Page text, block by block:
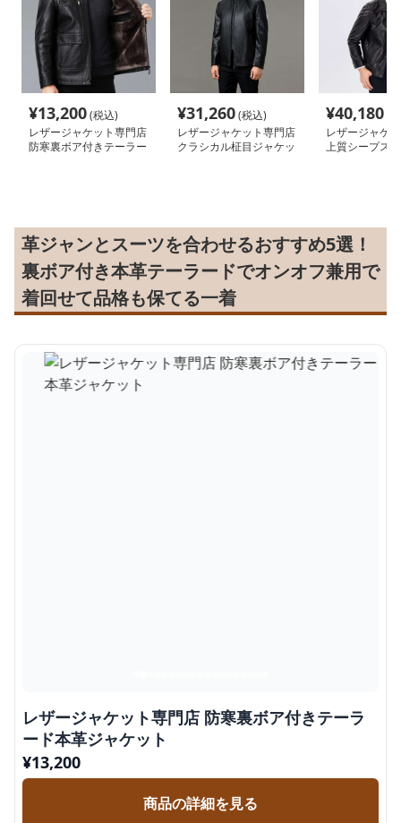
¥13,200(税込)
レザージャケット専門店
防寒裏ボア付きテーラー
¥31,260(税込)
レザージャケット専門店
クラシカル柾目ジャケッ
¥40,180
レザージャケ
上質シープス
革ジャンとスーツを合わせるおすすめ5選！
裏ボア付き本革テーラードでオンオフ兼用で
着回せて品格も保てる一着
レザージャケット専門店 防寒裏ボア付きテーラ
ード本革ジャケット
¥13,200
商品の詳細を見る